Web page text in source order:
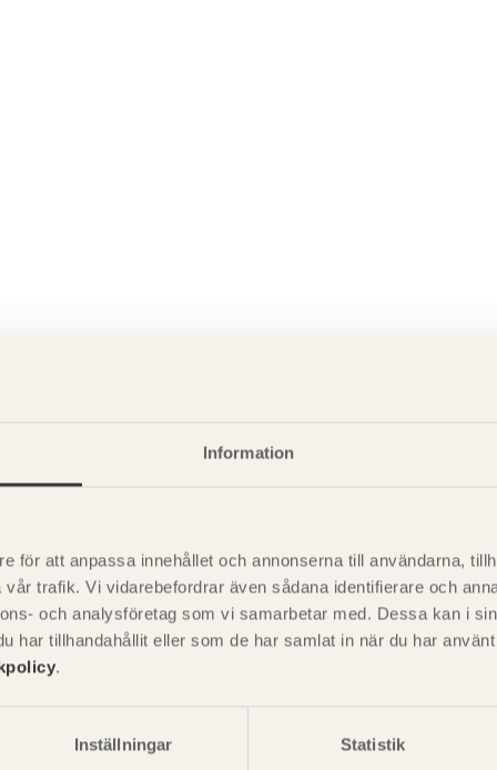
Information
för att anpassa innehållet och annonserna till användarna,
trafik. Vi vidarebefordrar även sådana identifierare och
och analysföretag som vi samarbetar med. Dessa kan i
har tillhandahållit eller som de har samlat in när du har
.
Inställningar Statistik
träprodukter och deras